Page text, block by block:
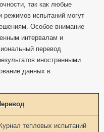
так как любые
режимов испытаний могут
Особое внимание
интервалам и
перевод
иностранными
данных в
тепловых испытаний